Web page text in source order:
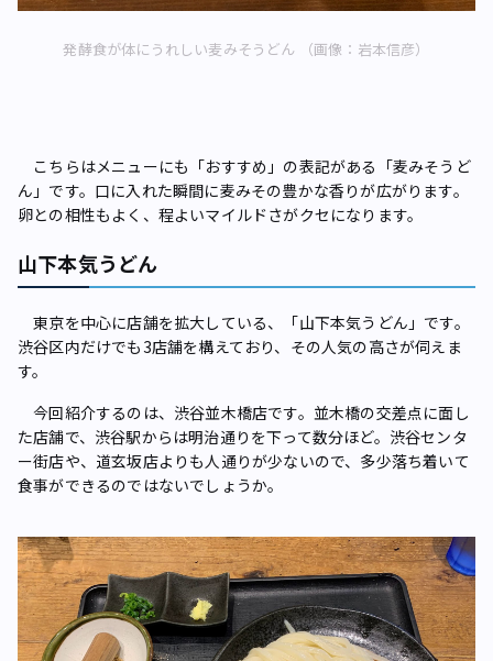
発酵食が体にうれしい麦みそうどん （画像：岩本信彦）
こちらはメニューにも「おすすめ」の表記がある「麦みそうど
ん」です。口に入れた瞬間に麦みその豊かな香りが広がります。
卵との相性もよく、程よいマイルドさがクセになります。
山下本気うどん
東京を中心に店舗を拡大している、「山下本気うどん」です。
渋谷区内だけでも3店舗を構えており、その人気の高さが伺えま
す。
今回紹介するのは、渋谷並木橋店です。並木橋の交差点に面し
た店舗で、渋谷駅からは明治通りを下って数分ほど。渋谷センタ
ー街店や、道玄坂店よりも人通りが少ないので、多少落ち着いて
食事ができるのではないでしょうか。